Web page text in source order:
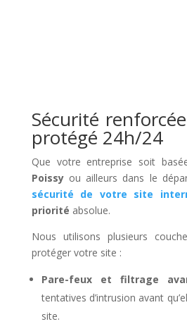
Sécurité
protégé 24h/24
Que votre entreprise soit
Poissyou ailleurs dans le
sécurité de votre site
priorité absolue.
Nous utilisons plusieurs
protéger votre site :
Pare-feux et filtrage
tentatives d’intrusion avant
site.